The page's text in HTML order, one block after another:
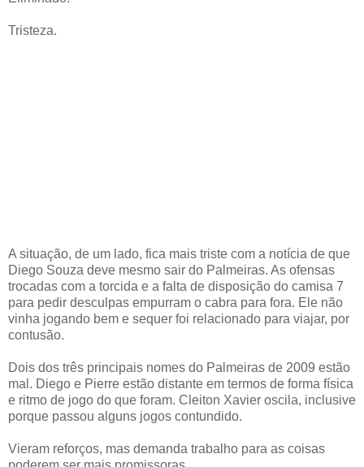
Tristeza.
A situação, de um lado, fica mais triste com a notícia de que
Diego Souza deve mesmo sair do Palmeiras. As ofensas
trocadas com a torcida e a falta de disposição do camisa 7
para pedir desculpas empurram o cabra para fora. Ele não
vinha jogando bem e sequer foi relacionado para viajar, por
contusão.
Dois dos três principais nomes do Palmeiras de 2009 estão
mal. Diego e Pierre estão distante em termos de forma física
e ritmo de jogo do que foram. Cleiton Xavier oscila, inclusive
porque passou alguns jogos contundido.
Vieram reforços, mas demanda trabalho para as coisas